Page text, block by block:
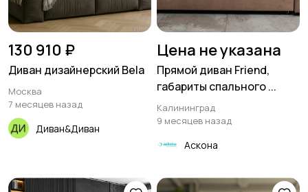
130 910 ₽
Диван дизайнерский Bela
Москва
7 месяцев назад
Диван&Диван
Цена не указана
Прямой диван Friend,
габариты спального ...
Калининград
9 месяцев назад
Аскона